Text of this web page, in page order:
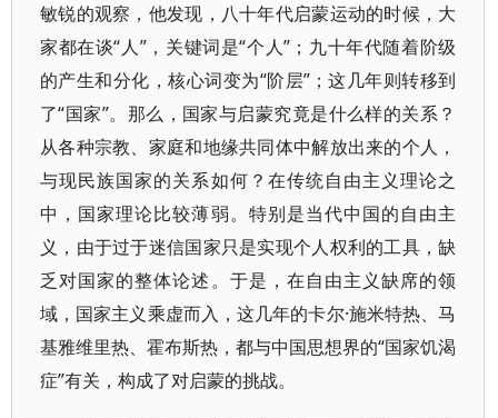
敏锐的观察，他发现，八十年代启蒙运动的时候，大
家都在谈“人”，关键词是“个人”；九十年代随着阶级
的产生和分化，核心词变为“阶层”；这几年则转移到
了“国家”。那么，国家与启蒙究竟是什么样的关系？
从各种宗教、家庭和地缘共同体中解放出来的个人，
与现民族国家的关系如何？在传统自由主义理论之
中，国家理论比较薄弱。特别是当代中国的自由主
义，由于过于迷信国家只是实现个人权利的工具，缺
乏对国家的整体论述。于是，在自由主义缺席的领
域，国家主义乘虚而入，这几年的卡尔·施米特热、马
基雅维里热、霍布斯热，都与中国思想界的“国家饥渴
症”有关，构成了对启蒙的挑战。